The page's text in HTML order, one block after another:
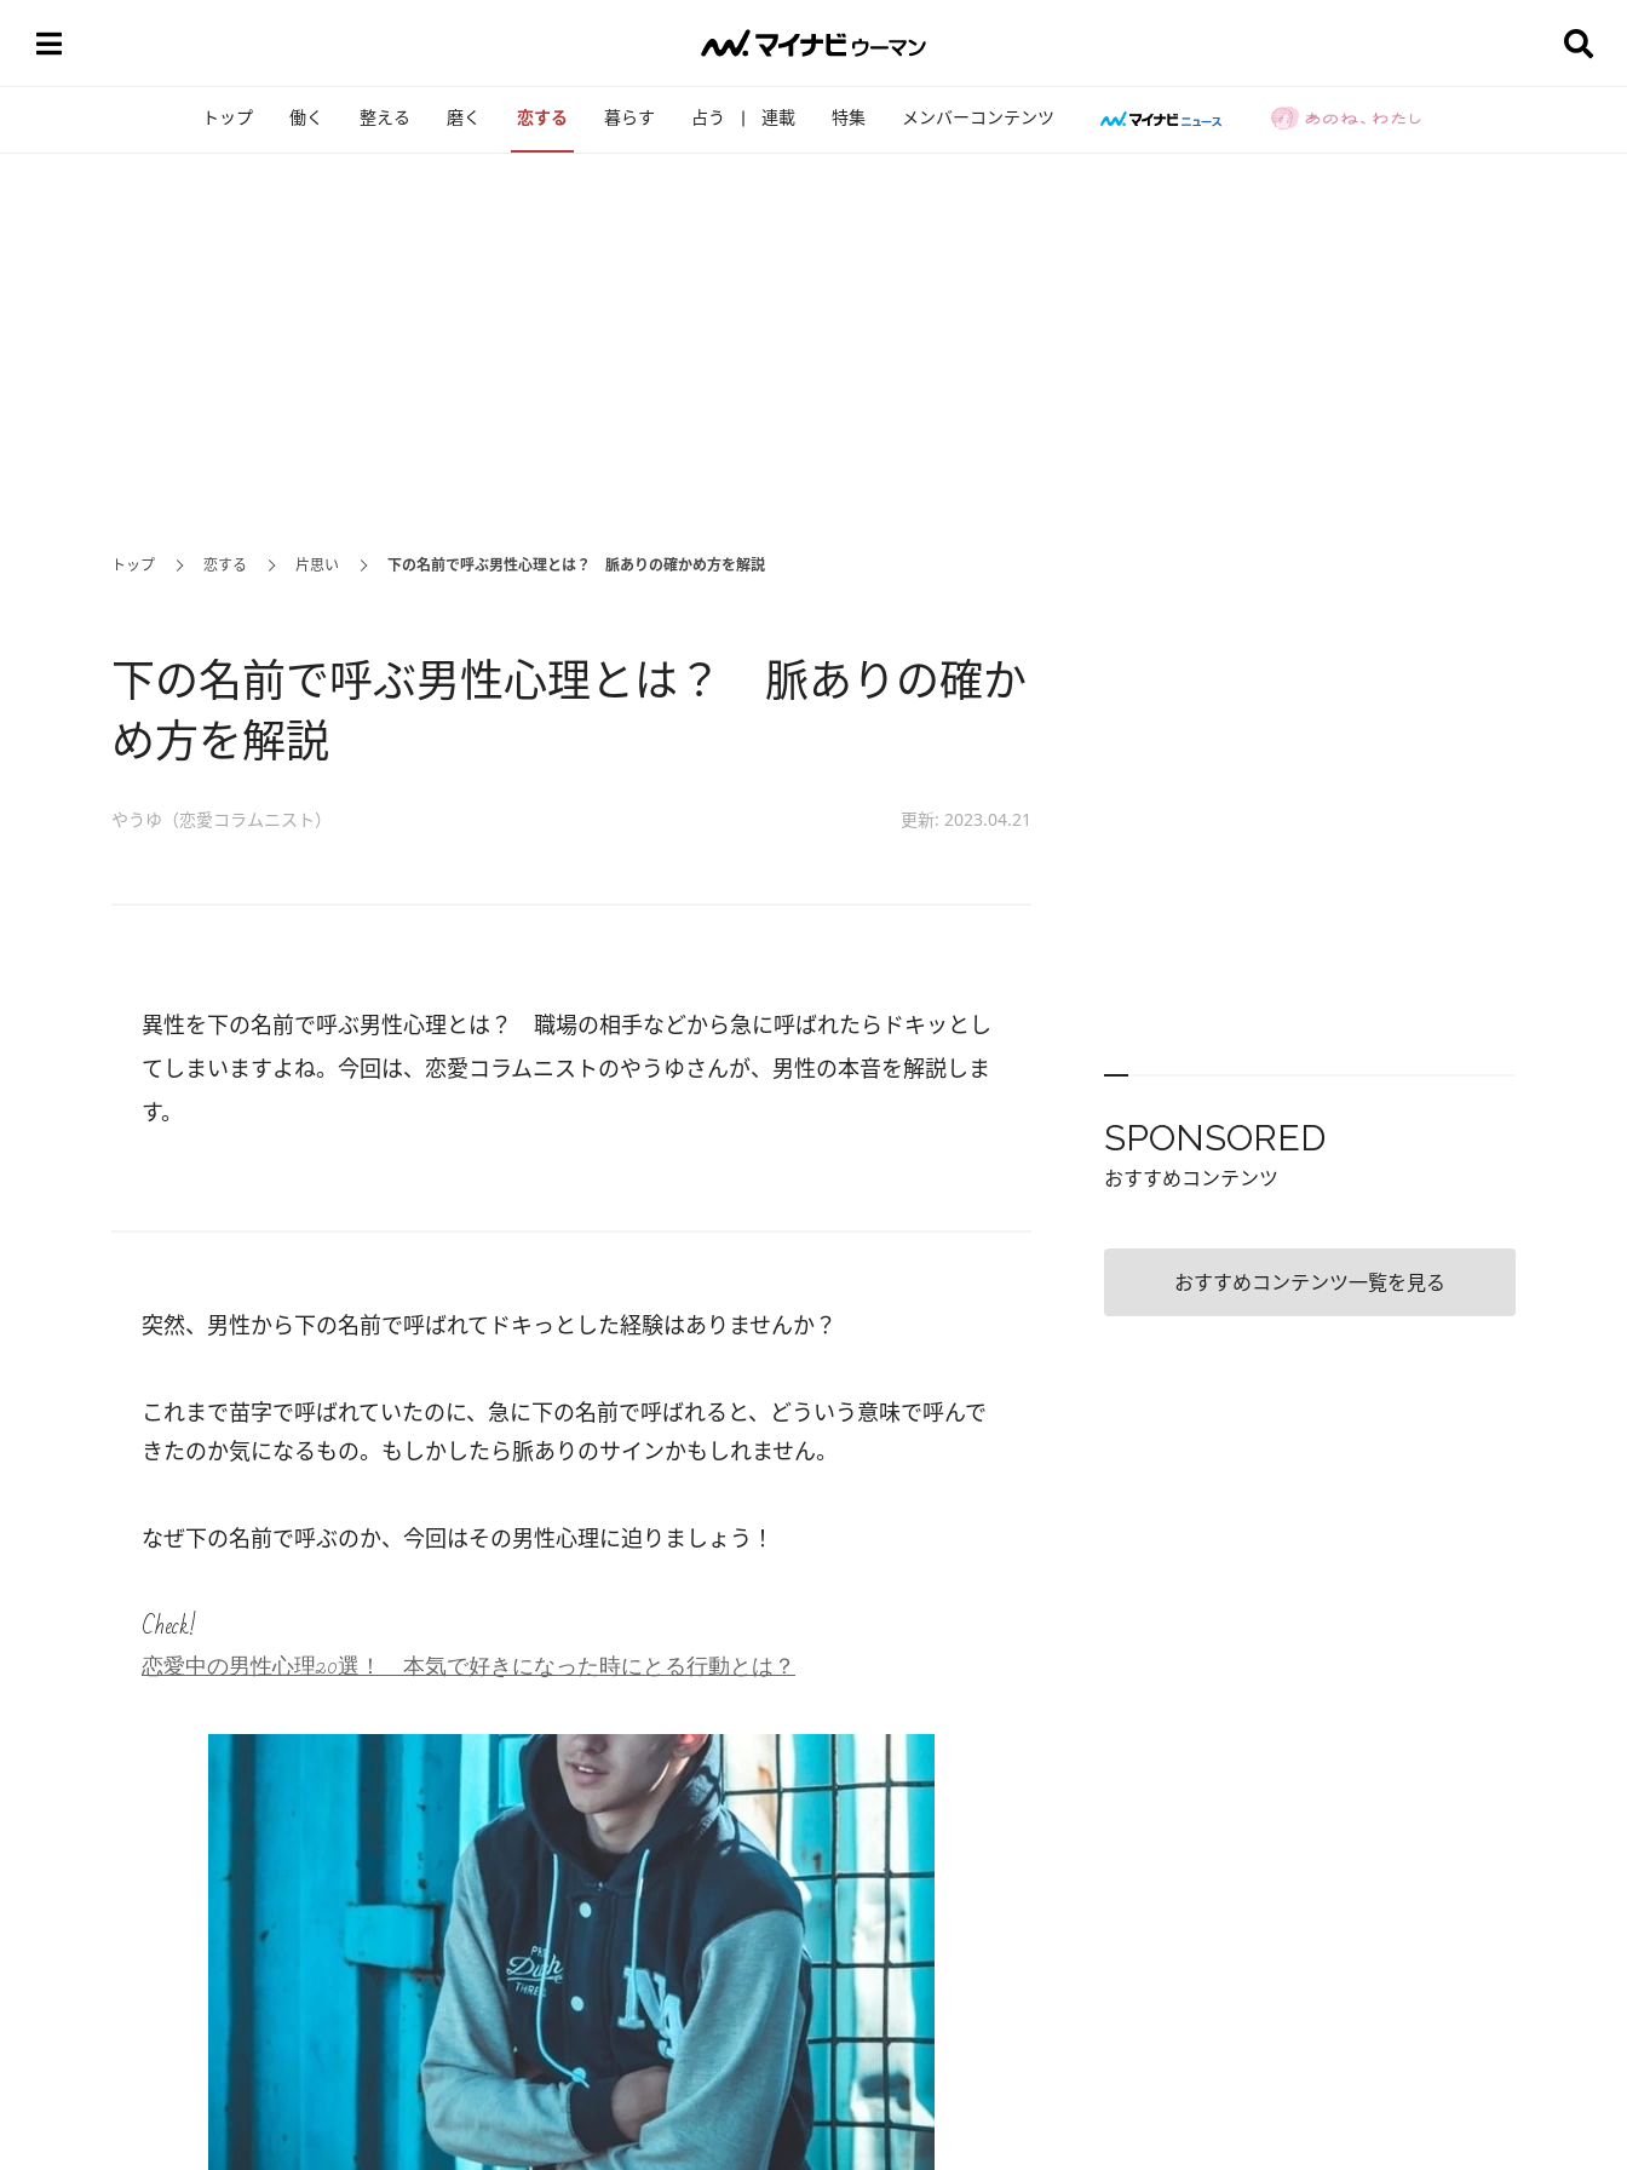
トップ 働く 整える 磨く 恋する 暮らす 占う 連載 特集 メンバーコンテンツ
トップ 恋する 片思い 下の名前で呼ぶ男性心理とは？ 脈ありの確かめ方を解説
下の名前で呼ぶ男性心理とは？ 脈ありの確か
め方を解説
やうゆ（恋愛コラムニスト） 更新: 2023.04.21
異性を下の名前で呼ぶ男性心理とは？ 職場の相手などから急に呼ばれたらドキッとし
てしまいますよね。今回は、恋愛コラムニストのやうゆさんが、男性の本音を解説しま
す。
突然、男性から下の名前で呼ばれてドキっとした経験はありませんか？
これまで苗字で呼ばれていたのに、急に下の名前で呼ばれると、どういう意味で呼んで
きたのか気になるもの。もしかしたら脈ありのサインかもしれません。
なぜ下の名前で呼ぶのか、今回はその男性心理に迫りましょう！
Check!
恋愛中の男性心理20選！ 本気で好きになった時にとる行動とは？
SPONSORED
おすすめコンテンツ
おすすめコンテンツ一覧を見る